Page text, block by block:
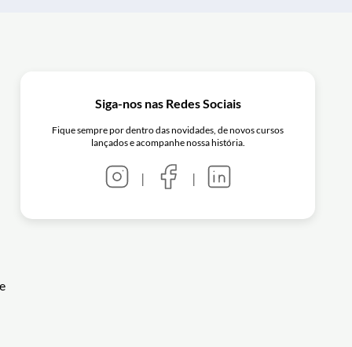
Siga-nos nas Redes Sociais
Fique sempre por dentro das novidades, de novos cursos
lançados e acompanhe nossa história.
| |